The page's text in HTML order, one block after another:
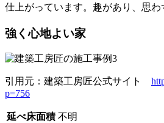
仕上がっています。趣があり、思わ
強く心地よい家
引用元：建築工房匠公式サイト
p=756
延べ床面積 不明